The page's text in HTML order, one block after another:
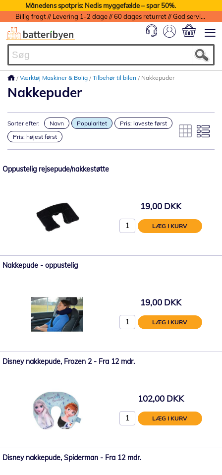
Månedens spotpris: Nedis myggefælde – spar 50%.
Billig fragt // Levering 1-2 dage // 60 dages returret // God service med garanti
Værktøj Maskiner & Bolig Tilbehør til bilen Nakkepuder
Nakkepuder
Sorter efter: Navn Popularitet
Pris: laveste først
Pris: højest først
Oppustelig rejsepude/nakkestøtte
19,00 DKK
LÆG I KURV
Nakkepude - oppustelig
19,00 DKK
LÆG I KURV
Disney nakkepude, Frozen 2 - Fra 12 mdr.
102,00 DKK
LÆG I KURV
Disney nakkepude, Spiderman - Fra 12 mdr.